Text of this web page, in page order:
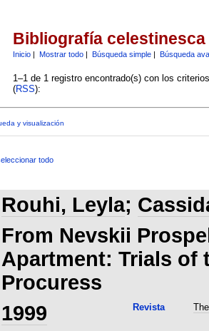
Bibliografía celestinesca
Inicio| Mostrar todo| Búsqueda simple| Búsqueda
1–1 de 1 registro encontrado(s) con los
(RSS):
y visualización
todo
Rouhi, Leyla;
From Nevskii
Apartment: Trials of
Procuress
1999 Revista